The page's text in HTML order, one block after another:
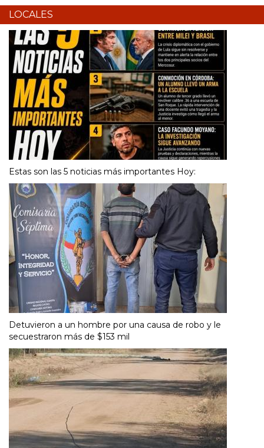
LOCALES
Estas son las 5 noticias más importantes Hoy:
Detuvieron a un hombre por una causa de robo y le
secuestraron más de $153 mil